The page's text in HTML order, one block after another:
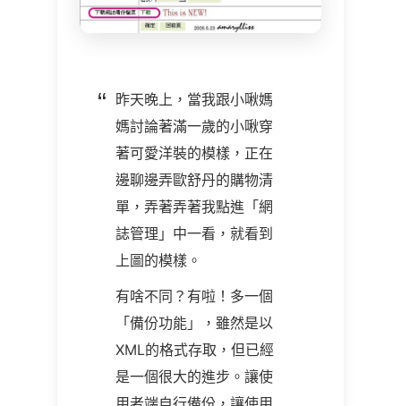
昨天晚上，當我跟小啾媽
媽討論著滿一歲的小啾穿
著可愛洋裝的模樣，正在
邊聊邊弄歐舒丹的購物清
單，弄著弄著我點進「網
誌管理」中一看，就看到
上圖的模樣。
有啥不同？有啦！多一個
「備份功能」，雖然是以
XML的格式存取，但已經
是一個很大的進步。讓使